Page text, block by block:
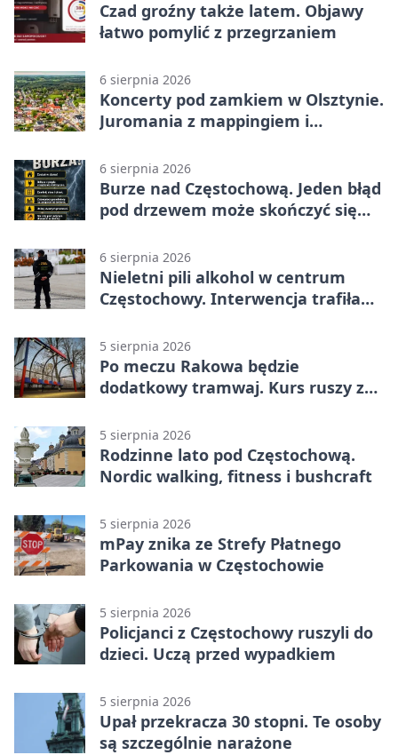
Czad groźny także latem. Objawy
łatwo pomylić z przegrzaniem
6 sierpnia 2026
Koncerty pod zamkiem w Olsztynie.
Juromania z mappingiem i
6 sierpnia 2026
Burze nad Częstochową. Jeden błąd
pod drzewem może skończyć się
6 sierpnia 2026
Nieletni pili alkohol w centrum
Częstochowy. Interwencja trafiła
5 sierpnia 2026
Po meczu Rakowa będzie
dodatkowy tramwaj. Kurs ruszy ze
5 sierpnia 2026
Rodzinne lato pod Częstochową.
Nordic walking, fitness i bushcraft
5 sierpnia 2026
mPay znika ze Strefy Płatnego
Parkowania w Częstochowie
5 sierpnia 2026
Policjanci z Częstochowy ruszyli do
dzieci. Uczą przed wypadkiem
5 sierpnia 2026
Upał przekracza 30 stopni. Te osoby
są szczególnie narażone